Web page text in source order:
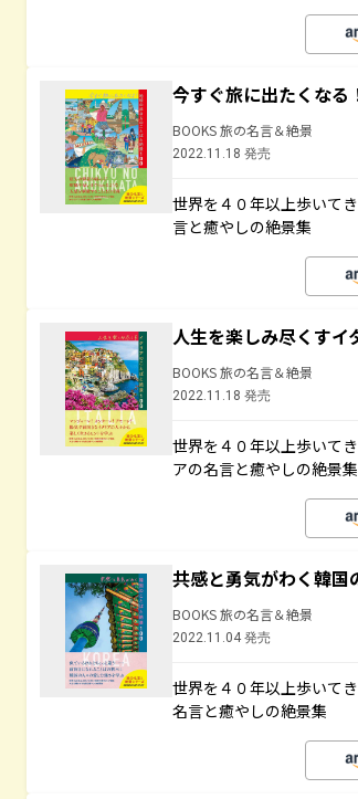
今すぐ旅に出たくなる
BOOKS 旅の名言＆絶景
2022.11.18 発売
世界を４０年以上歩いて
言と癒やしの絶景集
人生を楽しみ尽くすイ
BOOKS 旅の名言＆絶景
2022.11.18 発売
世界を４０年以上歩いて
アの名言と癒やしの絶景集
共感と勇気がわく韓国
BOOKS 旅の名言＆絶景
2022.11.04 発売
世界を４０年以上歩いて
名言と癒やしの絶景集